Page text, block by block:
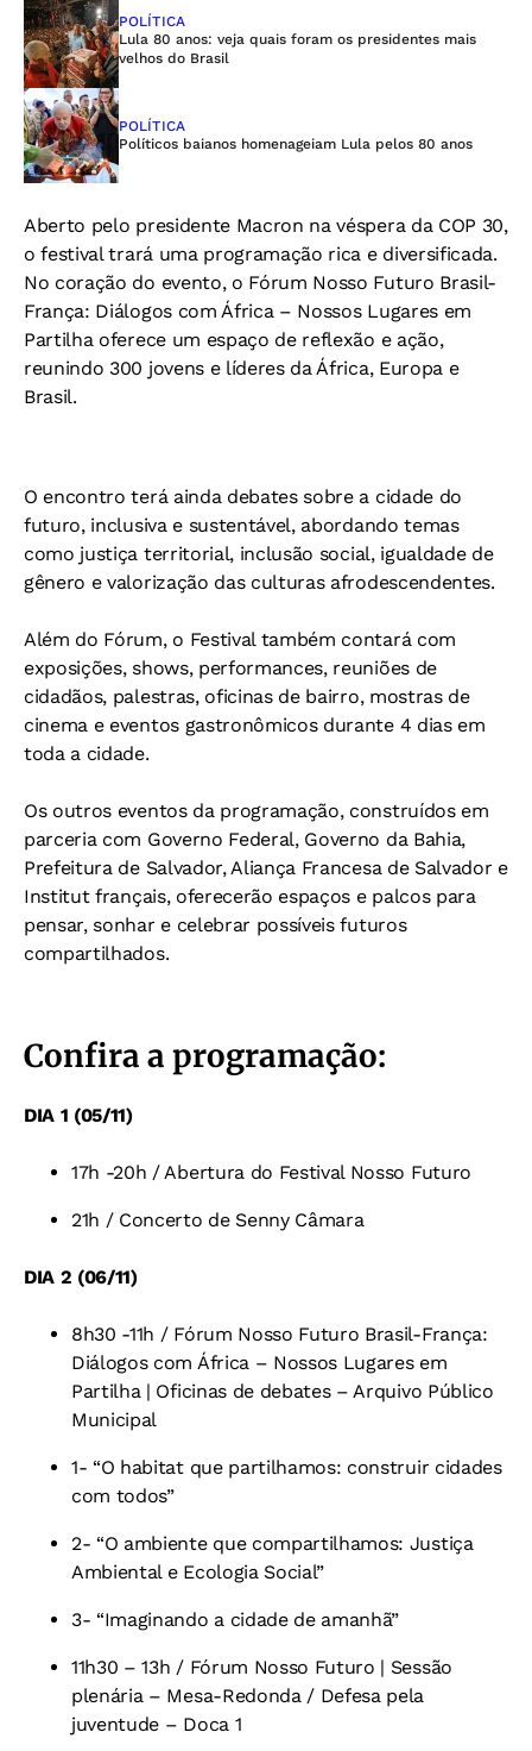
POLÍTICA
Lula 80 anos: veja quais foram os presidentes mais
velhos do Brasil
POLÍTICA
Políticos baianos homenageiam Lula pelos 80 anos
Aberto pelo presidente Macron na véspera da COP 30,
o festival trará uma programação rica e diversificada.
No coração do evento, o Fórum Nosso Futuro Brasil-
França: Diálogos com África – Nossos Lugares em
Partilha oferece um espaço de reflexão e ação,
reunindo 300 jovens e líderes da África, Europa e
Brasil.
O encontro terá ainda debates sobre a cidade do
futuro, inclusiva e sustentável, abordando temas
como justiça territorial, inclusão social, igualdade de
gênero e valorização das culturas afrodescendentes.
Além do Fórum, o Festival também contará com
exposições, shows, performances, reuniões de
cidadãos, palestras, oficinas de bairro, mostras de
cinema e eventos gastronômicos durante 4 dias em
toda a cidade.
Os outros eventos da programação, construídos em
parceria com Governo Federal, Governo da Bahia,
Prefeitura de Salvador, Aliança Francesa de Salvador e
Institut français, oferecerão espaços e palcos para
pensar, sonhar e celebrar possíveis futuros
compartilhados.
Confira a programação:
DIA 1 (05/11)
17h -20h / Abertura do Festival Nosso Futuro
21h / Concerto de Senny Câmara
DIA 2 (06/11)
8h30 -11h / Fórum Nosso Futuro Brasil-França:
Diálogos com África – Nossos Lugares em
Partilha | Oficinas de debates – Arquivo Público
Municipal
1- “O habitat que partilhamos: construir cidades
com todos”
2- “O ambiente que compartilhamos: Justiça
Ambiental e Ecologia Social”
3- “Imaginando a cidade de amanhã”
11h30 – 13h / Fórum Nosso Futuro | Sessão
plenária – Mesa-Redonda / Defesa pela
juventude – Doca 1